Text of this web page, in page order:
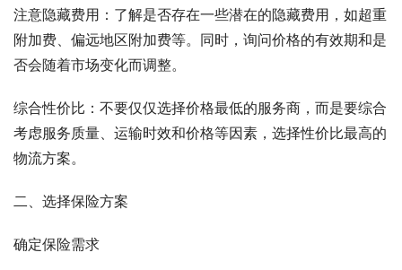
注意隐藏费用：了解是否存在一些潜在的隐藏费用，如超重
附加费、偏远地区附加费等。同时，询问价格的有效期和是
否会随着市场变化而调整。
综合性价比：不要仅仅选择价格最低的服务商，而是要综合
考虑服务质量、运输时效和价格等因素，选择性价比最高的
物流方案。
二、选择保险方案
确定保险需求